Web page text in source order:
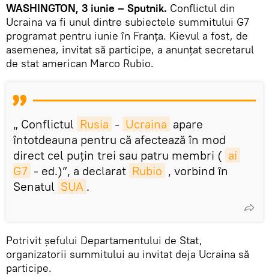
WASHINGTON, 3 iunie – Sputnik. Conflictul din
Ucraina va fi unul dintre subiectele summitului G7
programat pentru iunie în Franța. Kievul a fost, de
asemenea, invitat să participe, a anunțat secretarul
de stat american Marco Rubio.
„ Conflictul Rusia - Ucraina apare
întotdeauna pentru că afectează în mod
direct cel puțin trei sau patru membri ( ai
G7 - ed.)”, a declarat Rubio , vorbind în
Senatul SUA .
Potrivit șefului Departamentului de Stat,
organizatorii summitului au invitat deja Ucraina să
participe.